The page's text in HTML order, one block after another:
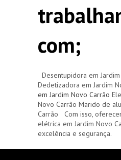
com;
Desentupidora em
Dedetizadora em Jardim
em Jardim Novo Carrão
Novo Carrão Marido de
Carrão Com isso,
elétrica em Jardim Novo
excelência e segurança.